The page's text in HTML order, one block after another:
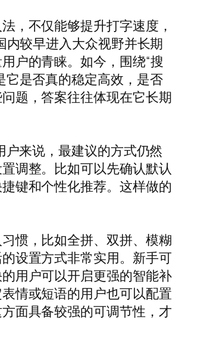
，不仅能够提升打字速度，
内较早进入大众视野并长期
户的青睐。如今，围绕“搜
是否真的稳定高效，是否
题，答案往往体现在它长期
来说，最建议的方式仍然
调整。比如可以先确认默认
键和个性化推荐。这样做的
惯，比如全拼、双拼、模糊
设置方式非常实用。新手可
用户可以开启更强的智能补
情或短语的用户也可以配置
面具备较强的可调节性，才